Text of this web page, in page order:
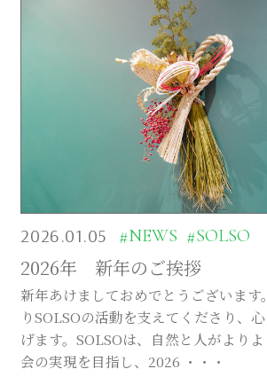
2026.01.05 #NEWS #SOLSO
2026年 新年のご挨拶
新年あけましておめでとうございます
りSOLSOの活動を支えてくださり、
げます。SOLSOは、自然と人がより
会の実現を目指し、2026 ・・・